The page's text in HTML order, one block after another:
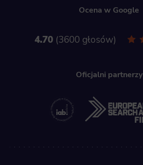
Ocena w Google
4.70 3600 głosów
Oficjalni partnerzy